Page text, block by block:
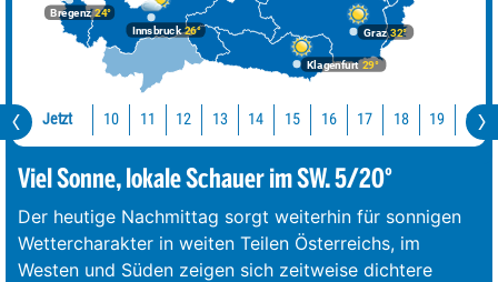
Bregenz24°
Graz32°
Innsbruck26°
Klagenfurt 29°
Jetzt 10 11 12 13 14 15 16 17 18 19 20
Viel Sonne, lokale Schauer im SW. 5/20°
Der heutige Nachmittag sorgt weiterhin für sonnigen
Wettercharakter in weiten Teilen Österreichs, im
Westen und Süden zeigen sich zeitweise dichtere